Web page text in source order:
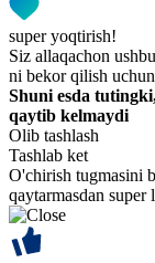
super yoqtirish!
Siz allaqachon
ni bekor qilish
Shuni esda
qaytib kelmaydi
Olib tashlash
Tashlab ket
O'chirish tugmasini
qaytarmasdan